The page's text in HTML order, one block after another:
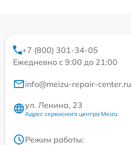
+7 (800) 301-34-05
Ежедневно с 9:00 до 21:00
info@meizu-repair-center.ru
ул. Ленина, 23
Адрес сервисного центра Meizu
Режим работы: